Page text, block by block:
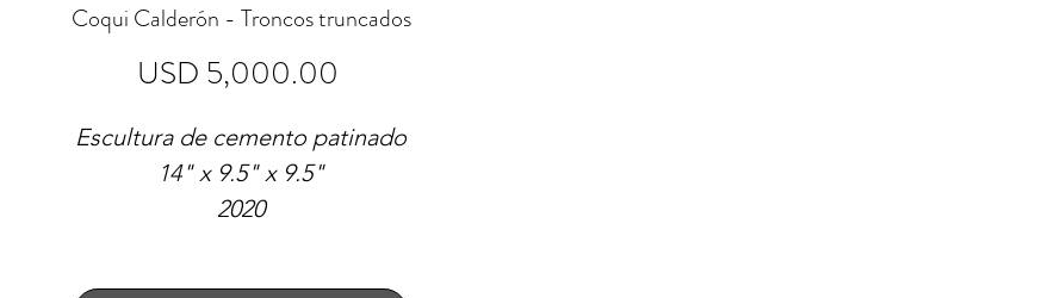
Coqui Calderón - Troncos truncados
USD 5,000.00
Escultura de cemento patinado
14" x 9.5" x 9.5"
2020